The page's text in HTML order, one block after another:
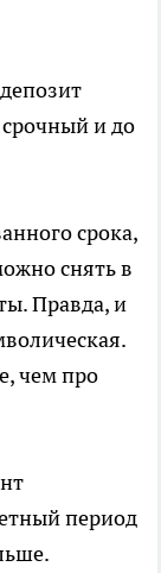
и до
срока,
снять в
Правда, и
чем про
период